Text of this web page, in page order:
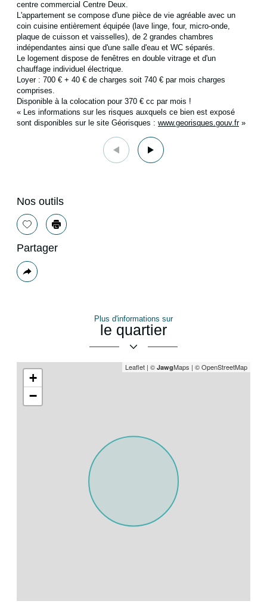
centre commercial Centre Deux.
L'appartement se compose d'une pièce de vie agréable avec un
coin cuisine entièrement équipée (lave linge, four, micro-onde,
plaque de cuisson et vaisselles), de 2 grandes chambres
indépendantes ainsi que d'une salle d'eau et WC séparés.
Le logement dispose de fenêtres en double vitrage et d'un
chauffage individuel électrique.
Loyer : 700 € + 40 € de charges soit 740 € par mois charges
comprises.
Disponible à la colocation pour 370 € cc par mois !
« Les informations sur les risques auxquels ce bien est exposé
sont disponibles sur le site Géorisques : www.georisques.gouv.fr»
Nos outils
Sélectionner
Imprimer
Partager
Plus
de
Plus d'informations sur
le quartier
+
−
Leaflet | © JawgMaps | © OpenStreetMap